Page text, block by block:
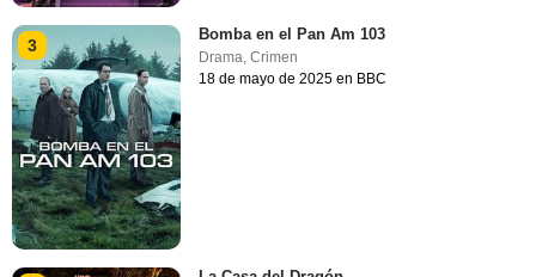
3
Bomba en el Pan Am 103
Drama ,Crimen
18 de mayo de 2025 en BBC